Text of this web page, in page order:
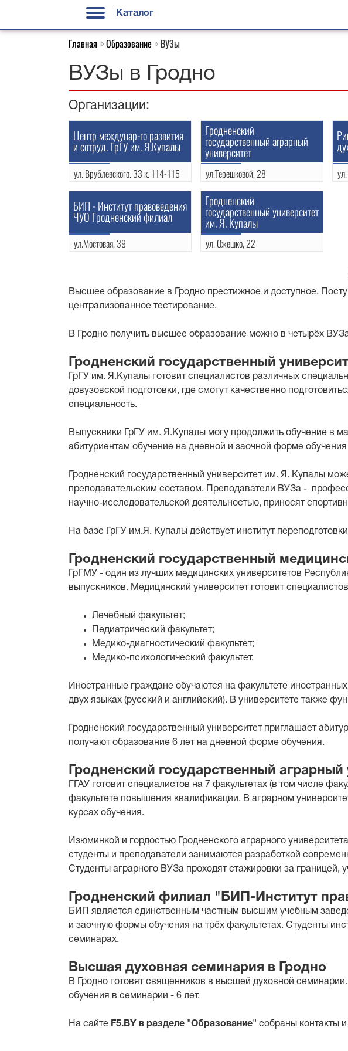
Каталог
Главная Образование ВУЗы
ВУЗы в Гродно
Организации:
Центр междунар-го развития
и сотруд. ГрГУ им. Я.Купалы
ул. Врублевского. 33 к. 114-115
Гродненский
государственный аграрный
университет
ул.Терешковой, 28
БИП - Институт правоведения
ЧУО Гродненский филиал
ул.Мостовая, 39
Гродненский
государственный университет
им. Я. Купалы
ул. Ожешко, 22
Высшее образование в Гродно престижное и доступное.
централизованное тестирование.
В Гродно получить высшее образование можно в четырёх
Гродненский государственный
ГрГУ им. Я.Купалы готовит специалистов различных
довузовской подготовки, где смогут качественно
специальность.
Выпускники ГрГУ им. Я.Купалы могу продолжить обучение в
абитуриентам обучение на дневной и заочной форме
Гродненский государственный университет им. Я. Купалы
преподавательским составом. Преподаватели ВУЗа -
научно-исследовательской деятельностью, приносят
На базе ГрГУ им.Я. Купалы действует институт
Гродненский государственный
ГрГМУ - один из лучших медицинских университетов
выпускников. Медицинский университет готовит
Лечебный факультет;
Педиатрический факультет;
Медико-диагностический факультет;
Медико-психологический факультет.
Иностранные граждане обучаются на факультете
двух языках (русский и английский). В университете также
Гродненский государственный университет приглашает
получают образование 6 лет на дневной форме обучения.
Гродненский государственный аграрный
ГГАУ готовит специалистов на 7 факультетах (в том числе
факультете повышения квалификации. В аграрном
курсах обучения.
Изюминкой и гордостью Гродненского аграрного
студенты и преподаватели занимаются разработкой
Студенты аграрного ВУЗа проходят стажировки за границей,
Гродненский филиал "БИП-Институт
БИП является единственным частным высшим учебным
и заочную формы обучения на трёх факультетах. Студенты
семинарах.
Высшая духовная семинария в Гродно
В Гродно готовят священников в высшей духовной
обучения в семинарии - 6 лет.
На сайте F5.BY в разделе "Образование" собраны контакты